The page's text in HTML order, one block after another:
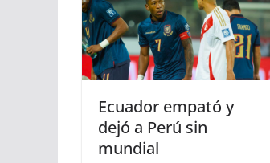
Ecuador empató y
dejó a Perú sin
mundial